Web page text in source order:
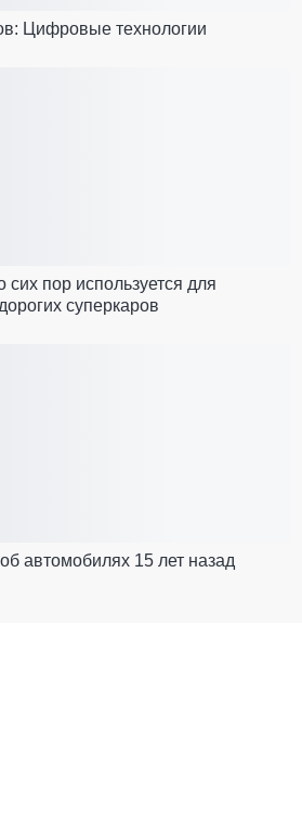
Цифровые технологии
сих пор используется для
суперкаров
автомобилях 15 лет назад